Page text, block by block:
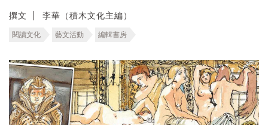
撰文 李華（積木文化主編）
閱讀文化 藝文活動 編輯書房